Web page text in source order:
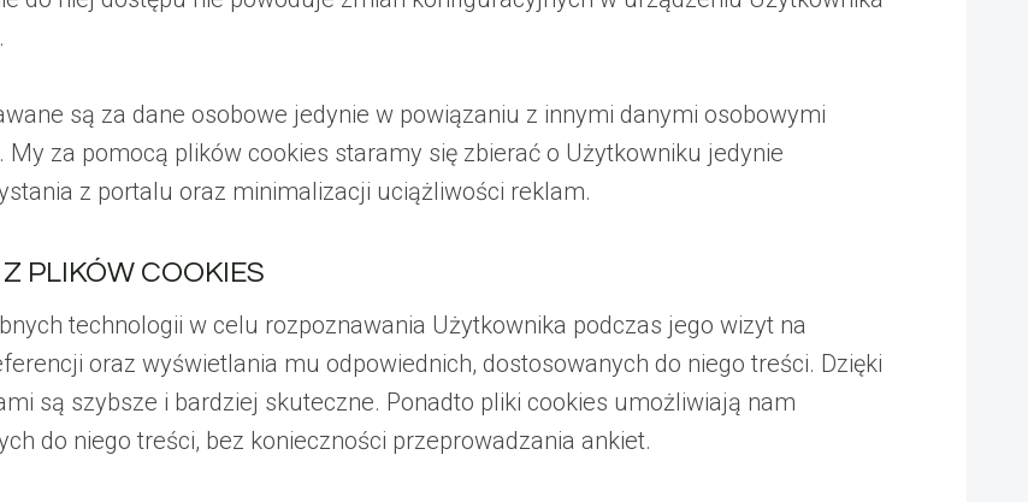
są za dane osobowe jedynie w powiązaniu z innymi danymi osobowymi
za pomocą plików cookies staramy się zbierać o Użytkowniku jedynie
z portalu oraz minimalizacji uciążliwości reklam.
PLIKÓW COOKIES
technologii w celu rozpoznawania Użytkownika podczas jego wizyt na
oraz wyświetlania mu odpowiednich, dostosowanych do niego treści. Dzięki
są szybsze i bardziej skuteczne. Ponadto pliki cookies umożliwiają nam
do niego treści, bez konieczności przeprowadzania ankiet.